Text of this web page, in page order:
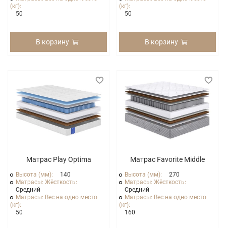
(кг):
50
В корзину
(кг):
50
В корзину
Матрас Play Optima
Высота (мм):
140
Матрасы: Жёсткость:
Средний
Матрасы: Вес на одно место
(кг):
50
Матрас Favorite Middle
Высота (мм):
270
Матрасы: Жёсткость:
Средний
Матрасы: Вес на одно место
(кг):
160